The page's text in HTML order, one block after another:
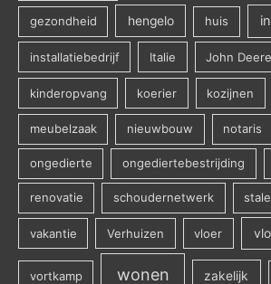
gezondheid hengelo huis
installatiebedrijf Italie John Deere
kinderopvang koerier kozijnen
meubelzaak nieuwbouw notaris
ongedierte ongediertebestrijding
renovatie schoudernetwerk
vakantie Verhuizen vloer
vortkamp wonen zakelijk